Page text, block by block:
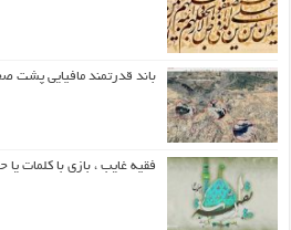
باند قدرتمند مافیایی پشت
فقیه غایب ، بازی با کلمات